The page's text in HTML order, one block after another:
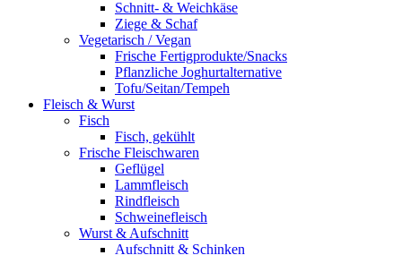
Schnitt- & Weichkäse
Ziege & Schaf
Vegetarisch / Vegan
Frische Fertigprodukte/Snacks
Pflanzliche Joghurtalternative
Tofu/Seitan/Tempeh
Fleisch & Wurst
Fisch
Fisch, gekühlt
Frische Fleischwaren
Geflügel
Lammfleisch
Rindfleisch
Schweinefleisch
Wurst & Aufschnitt
Aufschnitt & Schinken